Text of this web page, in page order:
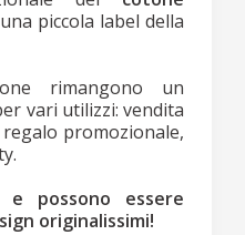
piccola label della
rimangono un
vari utilizzi: vendita
promozionale,
e possono essere
originalissimi!